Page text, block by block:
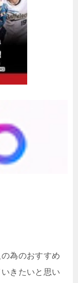
為のおすすめ
きたいと思い